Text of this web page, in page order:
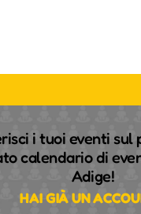
i tuoi eventi sul
calendario di
Adige!
HAI GIÀ UN